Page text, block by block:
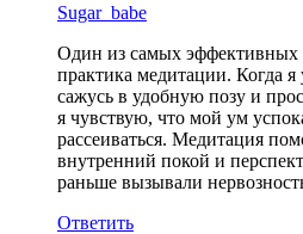
Sugar_babe
Один из самых эффективных
практика медитации. Когда я
сажусь в удобную позу и
я чувствую, что мой ум
рассеиваться. Медитация
внутренний покой и
раньше вызывали
Ответить